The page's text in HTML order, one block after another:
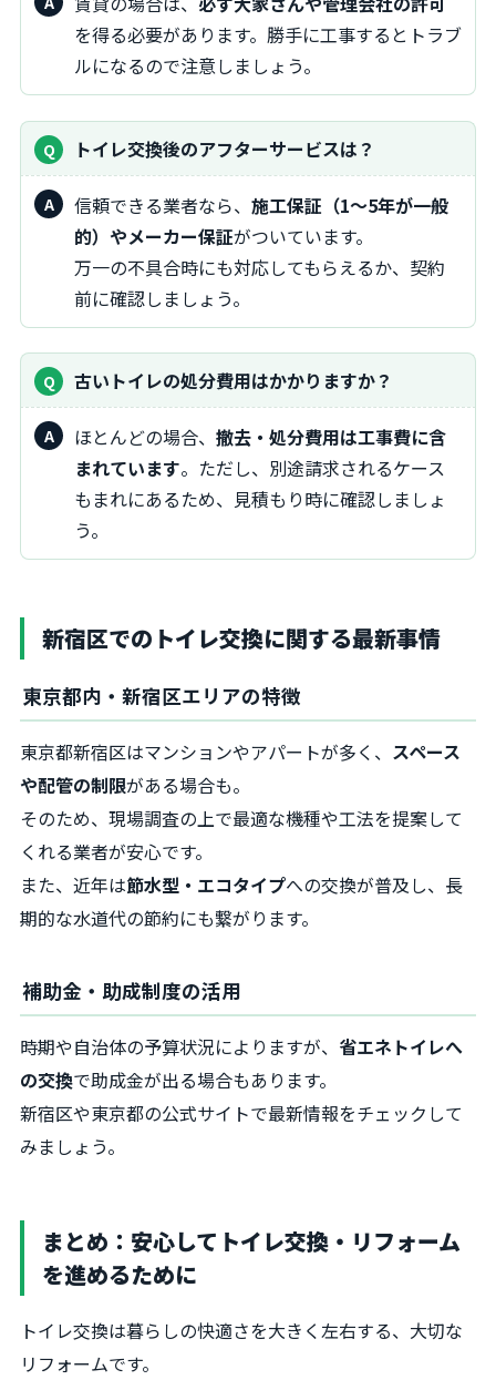
を得る必要があります。勝手に工事するとトラブ
ルになるので注意しましょう。
トイレ交換後のアフターサービスは？
信頼できる業者なら、 施工保証（1～5年が一般
的）やメーカー保証がついています。
万一の不具合時にも対応してもらえるか、契約
前に確認しましょう。
古いトイレの処分費用はかかりますか？
ほとんどの場合、 撤去・処分費用は工事費に含
まれています。ただし、別途請求されるケース
もまれにあるため、見積もり時に確認しましょ
う。
新宿区でのトイレ交換に関する最新事情
東京都内・新宿区エリアの特徴
東京都新宿区はマンションやアパートが多く、 スペース
や配管の制限がある場合も。
そのため、現場調査の上で最適な機種や工法を提案して
くれる業者が安心です。
また、近年は節水型・エコタイプへの交換が普及し、長
期的な水道代の節約にも繋がります。
補助金・助成制度の活用
時期や自治体の予算状況によりますが、 省エネトイレへ
の交換で助成金が出る場合もあります。
新宿区や東京都の公式サイトで最新情報をチェックして
みましょう。
まとめ：安心してトイレ交換・リフォーム
を進めるために
トイレ交換は暮らしの快適さを大きく左右する、大切な
リフォームです。